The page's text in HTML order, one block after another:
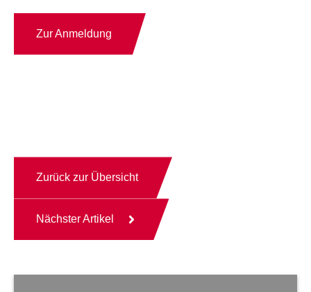
Zur Anmeldung
Zurück zur Übersicht
Nächster Artikel